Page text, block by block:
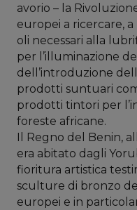
avorio – la
europei a ricercare,
oli necessari alla
per l’illuminazione
dell’introduzione
prodotti suntuari
prodotti tintori per
foreste africane.
Il Regno del Benin,
era abitato dagli
fioritura artistica
sculture di bronzo
europei e in